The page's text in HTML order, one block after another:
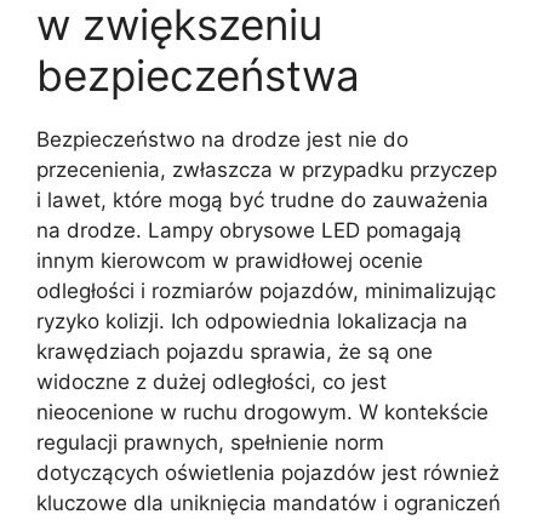
w zwiększeniu
bezpieczeństwa
Bezpieczeństwo na drodze jest nie do
przecenienia, zwłaszcza w przypadku przyczep
i lawet, które mogą być trudne do zauważenia
na drodze. Lampy obrysowe LED pomagają
innym kierowcom w prawidłowej ocenie
odległości i rozmiarów pojazdów, minimalizując
ryzyko kolizji. Ich odpowiednia lokalizacja na
krawędziach pojazdu sprawia, że są one
widoczne z dużej odległości, co jest
nieocenione w ruchu drogowym. W kontekście
regulacji prawnych, spełnienie norm
dotyczących oświetlenia pojazdów jest również
kluczowe dla uniknięcia mandatów i ograniczeń